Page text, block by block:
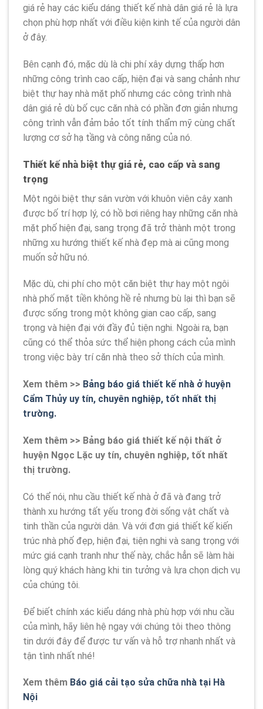
giá rẻ hay các kiểu dáng thiết kế nhà dân giá rẻ là lựa
chọn phù hợp nhất với điều kiện kinh tế của người dân
ở đây.
Bên cạnh đó, mặc dù là chi phí xây dựng thấp hơn
những công trình cao cấp, hiện đại và sang chảnh như
biệt thự hay nhà mặt phố nhưng các công trình nhà
dân giá rẻ dù bố cục căn nhà có phần đơn giản nhưng
công trình vẫn đảm bảo tốt tính thẩm mỹ cùng chất
lượng cơ sở hạ tầng và công năng của nó.
Thiết kế nhà biệt thự giá rẻ, cao cấp và sang
trọng
Một ngôi biệt thự sân vườn với khuôn viên cây xanh
được bố trí hợp lý, có hồ bơi riêng hay những căn nhà
mặt phố hiện đại, sang trọng đã trở thành một trong
những xu hướng thiết kế nhà đẹp mà ai cũng mong
muốn sở hữu nó.
Mặc dù, chi phí cho một căn biệt thự hay một ngôi
nhà phố mặt tiền không hề rẻ nhưng bù lại thì bạn sẽ
được sống trong một không gian cao cấp, sang
trọng và hiện đại với đầy đủ tiện nghi. Ngoài ra, bạn
cũng có thể thỏa sức thể hiện phong cách của mình
trong việc bày trí căn nhà theo sở thích của mình.
Xem thêm >> Bảng báo giá thiết kế nhà ở huyện
Cẩm Thủy uy tín, chuyên nghiệp, tốt nhất thị
trường.
Xem thêm >> Bảng báo giá thiết kế nội thất ở
huyện Ngọc Lặc uy tín, chuyên nghiệp, tốt nhất
thị trường.
Có thể nói, nhu cầu thiết kế nhà ở đã và đang trở
thành xu hướng tất yếu trong đời sống vật chất và
tinh thần của người dân. Và với đơn giá thiết kế kiến
trúc nhà phố đẹp, hiện đại, tiện nghi và sang trọng với
mức giá cạnh tranh như thế này, chắc hẳn sẽ làm hài
lòng quý khách hàng khi tin tưởng và lựa chọn dịch vụ
của chúng tôi.
Để biết chính xác kiểu dáng nhà phù hợp với nhu cầu
của mình, hãy liên hệ ngay với chúng tôi theo thông
tin dưới đây để được tư vấn và hỗ trợ nhanh nhất và
tận tình nhất nhé!
Xem thêm Báo giá cải tạo sửa chữa nhà tại Hà
Nội